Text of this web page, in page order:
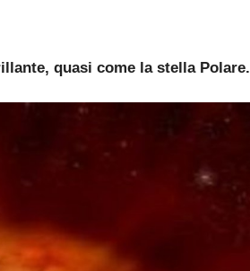
quasi come la stella Polare.